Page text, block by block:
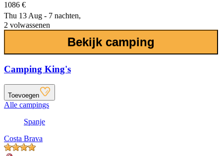
1086 €
Thu 13 Aug - 7 nachten,
2 volwassenen
Bekijk camping
Camping King's
Toevoegen
Alle campings
Spanje
Costa Brava